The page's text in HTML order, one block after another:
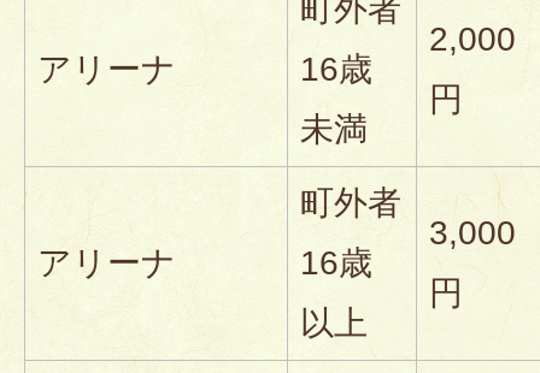
アリーナ
町外者
16歳
未満
2,000
円
アリーナ
町外者
16歳
以上
3,000
円